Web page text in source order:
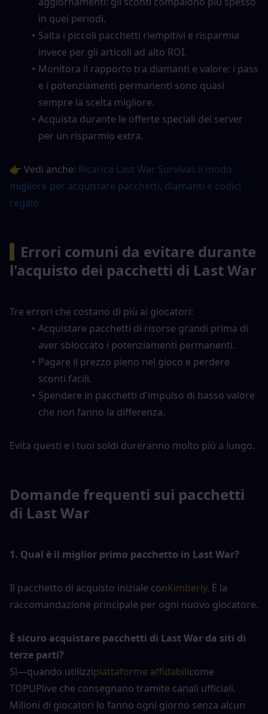
in quei periodi.
Salta i piccoli pacchetti riempitivi e risparmia
invece per gli articoli ad alto ROI.
Monitora il rapporto tra diamanti e valore: i pass
e i potenziamenti permanenti sono quasi
sempre la scelta migliore.
Acquista durante le offerte speciali del server
per un risparmio extra.
👉 Vedi anche: Ricarica Last War Survival: il modo
migliore per acquistare pacchetti, diamanti e codici
regalo
Errori comuni da evitare durante
l'acquisto dei pacchetti di Last War
Tre errori che costano di più ai giocatori:
Acquistare pacchetti di risorse grandi prima di
aver sbloccato i potenziamenti permanenti.
Pagare il prezzo pieno nel gioco e perdere
sconti facili.
Spendere in pacchetti d'impulso di basso valore
che non fanno la differenza.
Evita questi e i tuoi soldi dureranno molto più a lungo.
Domande frequenti sui pacchetti
di Last War
1. Qual è il miglior primo pacchetto in Last War?
Il pacchetto di acquisto iniziale conKimberly. È la
raccomandazione principale per ogni nuovo giocatore.
È sicuro acquistare pacchetti di Last War da siti di
terze parti?
Sì—quando utilizzipiattaforme affidabilicome
TOPUPlive che consegnano tramite canali ufficiali.
Milioni di giocatori lo fanno ogni giorno senza alcun